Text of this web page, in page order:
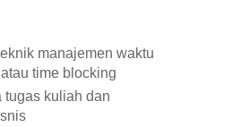
manajemen waktu
time blocking
tugas kuliah dan